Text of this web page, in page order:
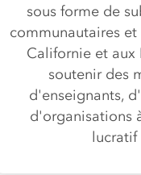
sous forme de
communautaires et
Californie et aux
soutenir des
d'enseignants,
d'organisations
lucratif